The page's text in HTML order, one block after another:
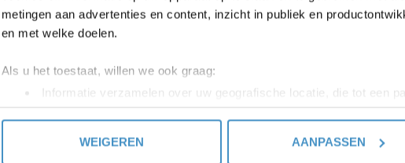
metingen aan advertenties en content, inzicht in publiek en
en met welke doelen.
Als u het toestaat, willen we ook graag:
Informatie verzamelen over uw geografische locatie, die tot een
Uw apparaat identificeren door het actief te scannen op
toestemming op elk moment wijzigen of intrekken in de Cookieverklaring.
WEIGEREN AANPASSEN